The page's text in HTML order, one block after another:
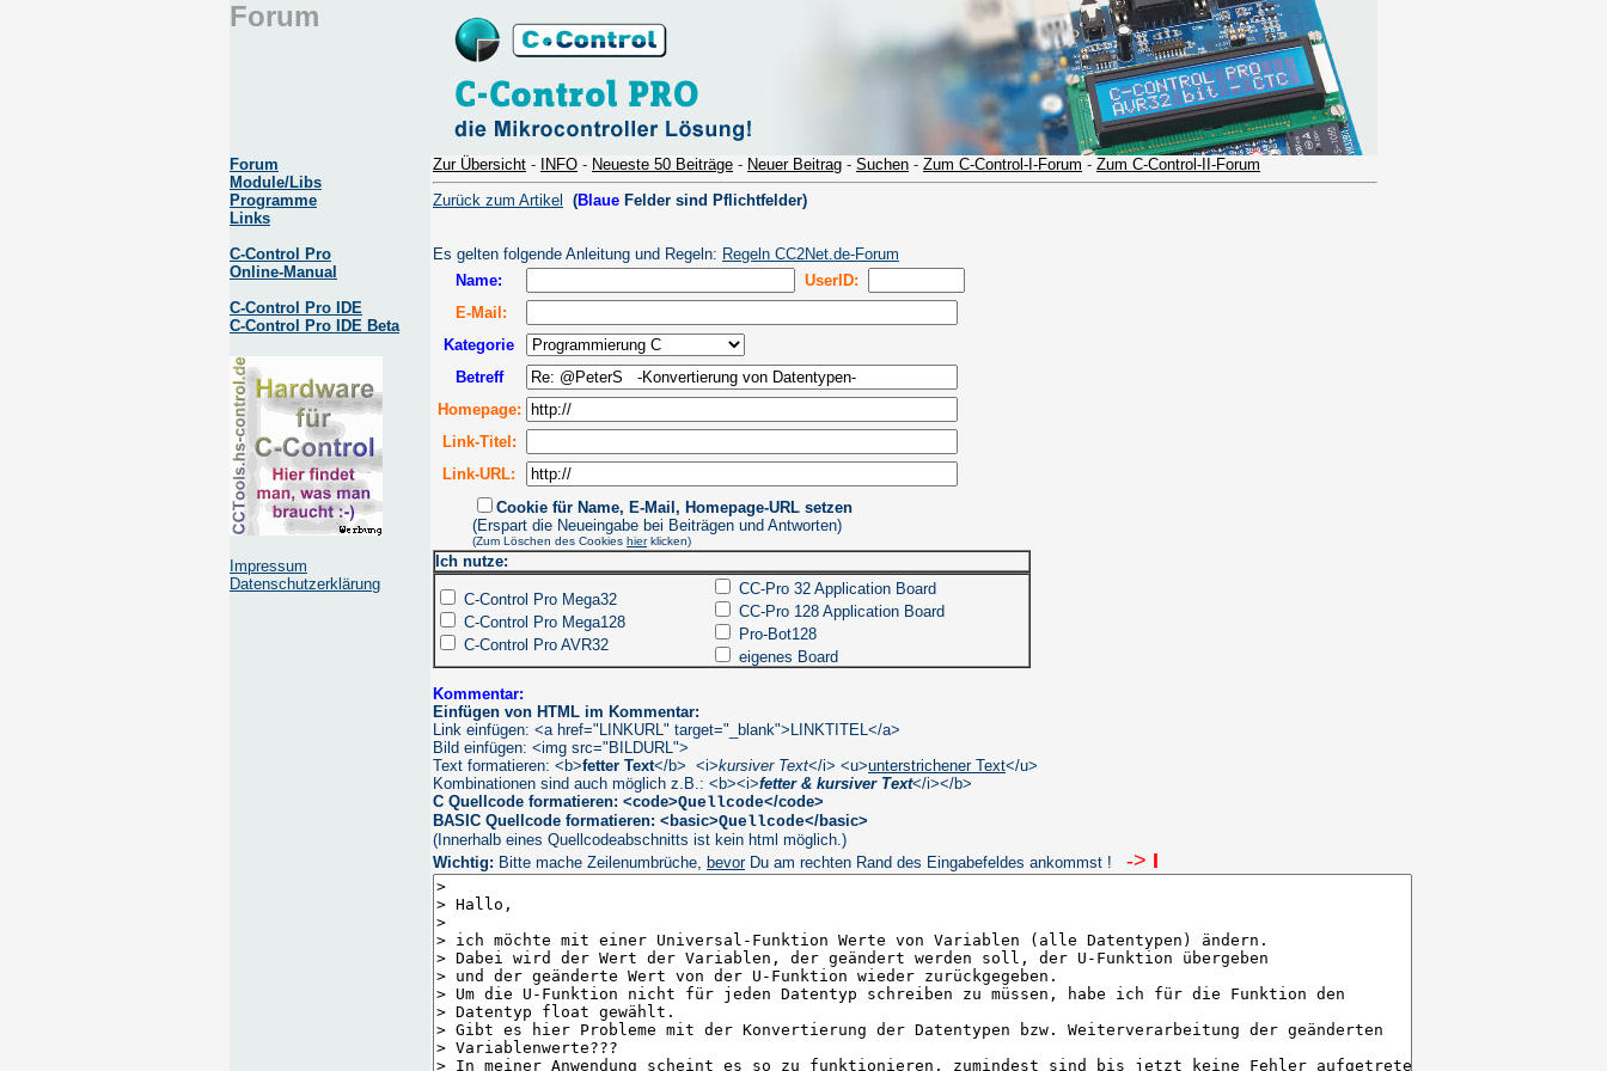
Forum
Forum
Module/Libs
Programme
Links
C-Control Pro
Online-Manual
C-Control Pro IDE
C-Control Pro IDE Beta
Impressum
Datenschutzerklärung
Zur Übersicht - INFO - Neueste 50 Beiträge - Neuer Beitrag - Suchen - Zum C-Control-I-Forum - Zum C-Control-II-Forum
Zurück zum Artikel (Blaue Felder sind Pflichtfelder)
Es gelten folgende Anleitung und Regeln: Regeln CC2Net.de-Forum
Name:
UserID:
E-Mail:
Kategorie
Betreff
Homepage:
Link-Titel:
Link-URL:
Cookie für Name, E-Mail, Homepage-URL setzen
(Erspart die Neueingabe bei Beiträgen und Antworten)
(Zum Löschen des Cookies hierklicken)
Ich nutze:
C-Control Pro Mega32
C-Control Pro Mega128
C-Control Pro AVR32
CC-Pro 32 Application Board
CC-Pro 128 Application Board
Pro-Bot128
eigenes Board
Kommentar:
Einfügen von HTML im Kommentar:
Link einfügen: <a href="LINKURL" target="_blank">LINKTITEL</a>
Bild einfügen: <img src="BILDURL">
Text formatieren: <b>fetter Text</b> <i>kursiver Text</i> <u>unterstrichener Text</u>
Kombinationen sind auch möglich z.B.: <b><i>fetter & kursiver Text</i></b>
C Quellcode formatieren: <code>Quellcode</code>
BASIC Quellcode formatieren: <basic>Quellcode</basic>
(Innerhalb eines Quellcodeabschnitts ist kein html möglich.)
Wichtig: Bitte mache Zeilenumbrüche, bevorDu am rechten Rand des Eingabefeldes ankommst ! -> I